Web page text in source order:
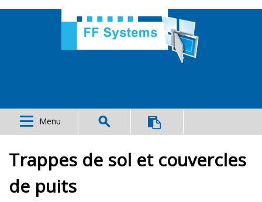
Menu
Trappes de sol et couvercles
de puits